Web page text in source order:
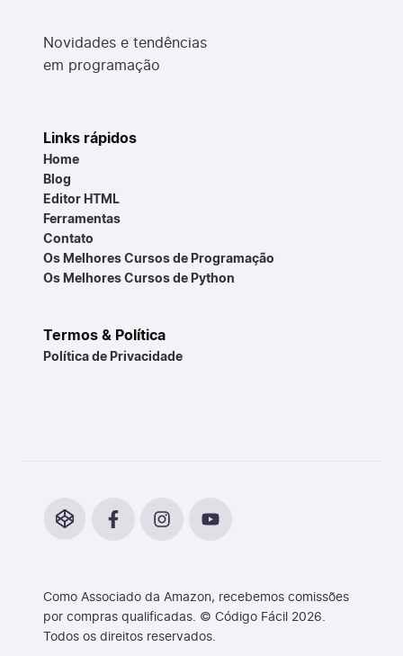
Novidades e tendências
em programação
Links rápidos
Home
Blog
Editor HTML
Ferramentas
Contato
Os Melhores Cursos de Programação
Os Melhores Cursos de Python
Termos & Política
Política de Privacidade
Como Associado da Amazon, recebemos comissões
por compras qualificadas. © Código Fácil 2026.
Todos os direitos reservados.